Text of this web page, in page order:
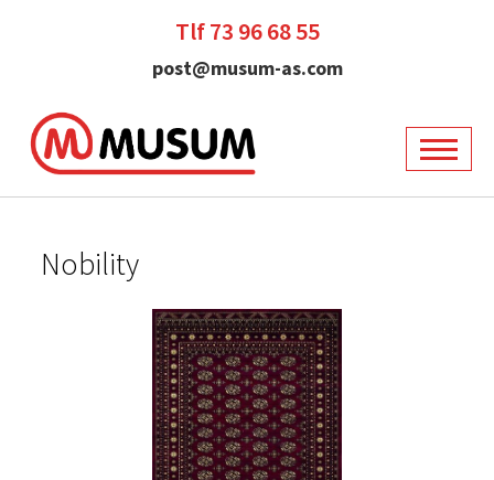
Tlf 73 96 68 55
post@musum-as.com
Nobility